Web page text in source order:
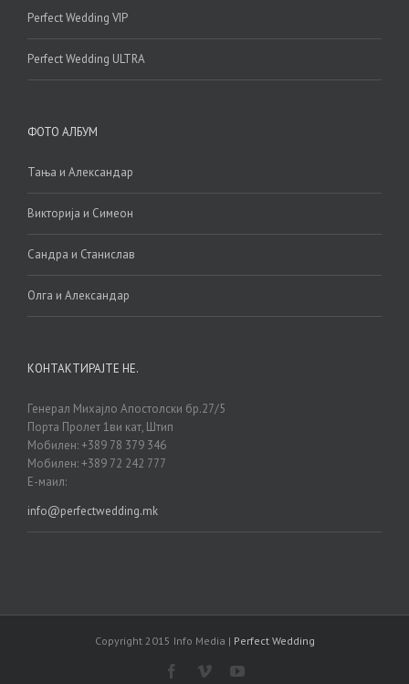
Perfect Wedding VIP
Perfect Wedding ULTRA
ФОТО АЛБУМ
Тања и Александар
Викторија и Симеон
Сандра и Станислав
Олга и Александар
КОНТАКТИРАЈТЕ НЕ.
Генерал Михајло Апостолски бр.27/5
Порта Пролет 1ви кат, Штип
Мобилен: +389 78 379 346
Мобилен: +389 72 242 777
Е-маил:
info@perfectwedding.mk
Copyright 2015 Info Media | Perfect Wedding